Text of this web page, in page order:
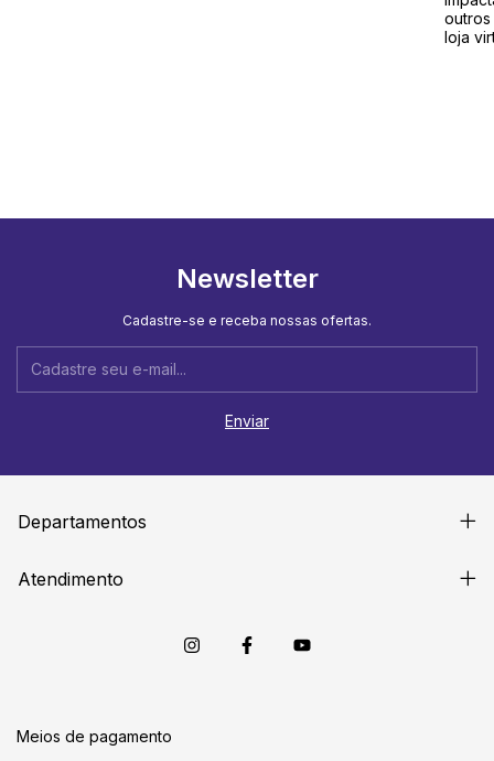
Newsletter
Cadastre-se e receba nossas ofertas.
Departamentos
Atendimento
Meios de pagamento